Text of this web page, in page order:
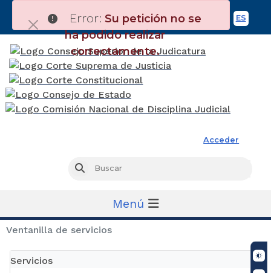
ES
Acceder
Buscar
Menú
Ventanilla de servicios
Servicios
Error: Su petición no se
ha podido realizar
correctamente.